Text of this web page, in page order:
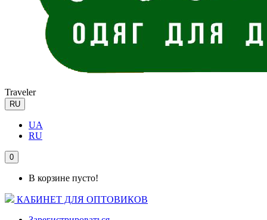
Traveler
RU
UA
RU
0
В корзине пусто!
КАБИНЕТ ДЛЯ ОПТОВИКОВ